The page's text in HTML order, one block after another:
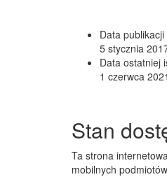
Data
5 stycznia
Data ostatniej
1 czerwca
Stan
Ta strona
mobilnych